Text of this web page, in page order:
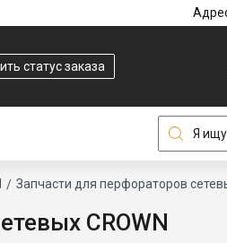
статус заказа
Запчасти для перфораторов
CROWN